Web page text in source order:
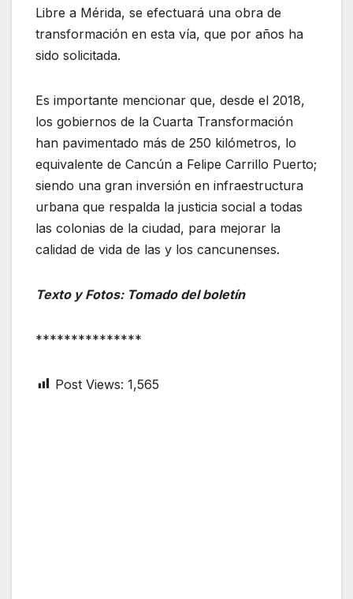
Libre a Mérida, se efectuará una obra de
transformación en esta vía, que por años ha
sido solicitada.
Es importante mencionar que, desde el 2018,
los gobiernos de la Cuarta Transformación
han pavimentado más de 250 kilómetros, lo
equivalente de Cancún a Felipe Carrillo Puerto;
siendo una gran inversión en infraestructura
urbana que respalda la justicia social a todas
las colonias de la ciudad, para mejorar la
calidad de vida de las y los cancunenses.
Texto y Fotos: Tomado del boletín
***************
Post Views: 1,565